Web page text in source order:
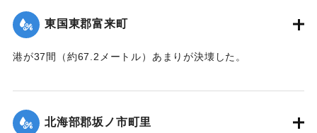
｜固有コード: 00480022
東国東郡富来町
港が37間（約67.2メートル）あまりが決壊した。
｜固有コード: 00480023
北海部郡坂ノ市町里